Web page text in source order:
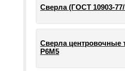
Сверла (ГОСТ 10903-
Сверла центровочные
Р6М5